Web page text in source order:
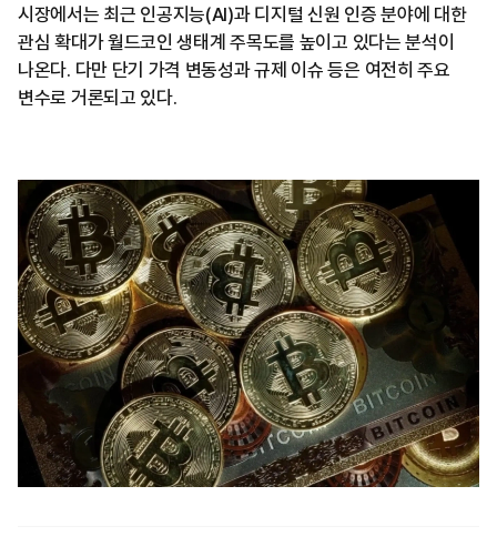
시장에서는 최근 인공지능(AI)과 디지털 신원 인증 분야에 대한
관심 확대가 월드코인 생태계 주목도를 높이고 있다는 분석이
나온다. 다만 단기 가격 변동성과 규제 이슈 등은 여전히 주요
변수로 거론되고 있다.